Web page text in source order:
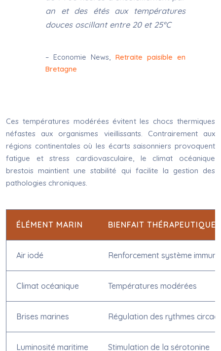
an et des étés aux températures
douces oscillant entre 20 et 25°C
– Economie News, Retraite paisible en
Bretagne
Ces températures modérées évitent les chocs thermiques
néfastes aux organismes vieillissants. Contrairement aux
régions continentales où les écarts saisonniers provoquent
fatigue et stress cardiovasculaire, le climat océanique
brestois maintient une stabilité qui facilite la gestion des
pathologies chroniques.
ÉLÉMENT MARIN BIENFAIT THÉRAPEUTIQUE
Air iodé Renforcement système
Climat océanique Températures modérées
Brises marines Régulation des rythmes
Luminosité maritime Stimulation de la sérotonine